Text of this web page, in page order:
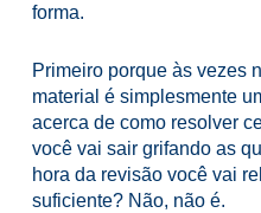
forma.
Primeiro porque às vezes
material é simplesmente
acerca de como resolver
você vai sair grifando as
hora da revisão você vai
suficiente? Não, não é.